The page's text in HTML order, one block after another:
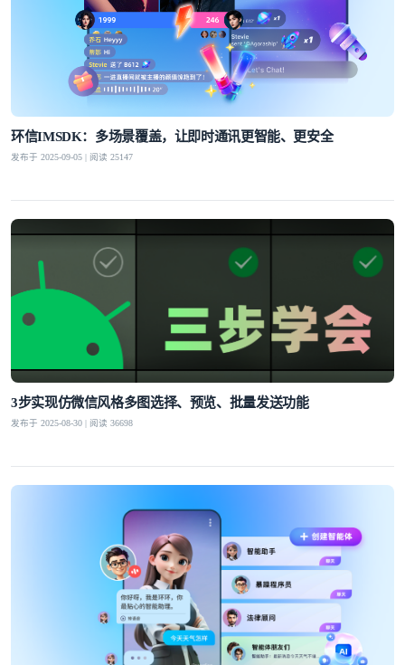
环信IMSDK：多场景覆盖，让即时通讯更智能、更安全
发布于 2025-09-05 | 阅读 25147
3步实现仿微信风格多图选择、预览、批量发送功能
发布于 2025-08-30 | 阅读 36698